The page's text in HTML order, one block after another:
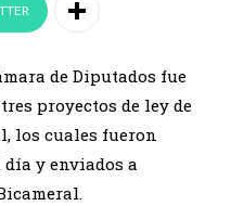
de Diputados fue
proyectos de ley de
los cuales fueron
y enviados a